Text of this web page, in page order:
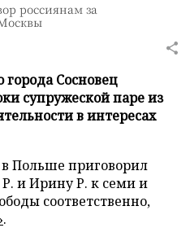
россиянам за
Сосновец
супружеской паре из
в интересах
Польше приговорил
Р. и Ирину Р. к семи и
соответственно,
.